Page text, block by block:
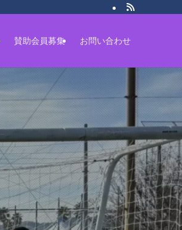
賛助会員募集 お問い合わせ